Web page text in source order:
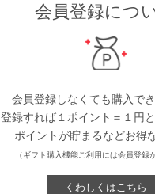
会員登録につ
会員登録しなくても購入でき
登録すれば１ポイント＝１円
ポイントが貯まるなどお得
（ギフト購入機能ご利用には会員登録
くわしくはこちら